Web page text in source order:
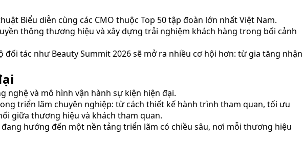
Biểu diễn cùng các CMO thuộc Top 50 tập đoàn lớn nhất Việt Nam.
thông thương hiệu và xây dựng trải nghiệm khách hàng trong bối cảnh
tác như Beauty Summit 2026 sẽ mở ra nhiều cơ hội hơn: từ gia tăng nhận
nghệ và mô hình vận hành sự kiện hiện đại.
triển lãm chuyên nghiệp: từ cách thiết kế hành trình tham quan, tối ưu
giữa thương hiệu và khách tham quan.
hướng đến một nền tảng triển lãm có chiều sâu, nơi mỗi thương hiệu